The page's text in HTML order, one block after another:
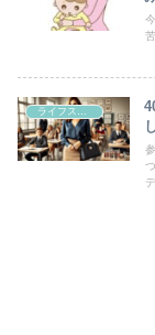
ライフスタイル